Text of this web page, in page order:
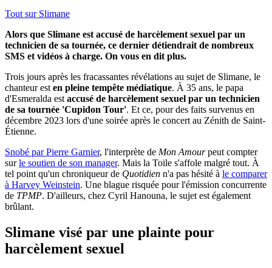
Tout sur Slimane
Alors que Slimane est accusé de harcèlement sexuel par un
technicien de sa tournée, ce dernier détiendrait de nombreux
SMS et vidéos à charge. On vous en dit plus.
Trois jours après les fracassantes révélations au sujet de Slimane, le
chanteur est en pleine tempête médiatique. À 35 ans, le papa
d'Esmeralda est accusé de harcèlement sexuel par un technicien
de sa tournée 'Cupidon Tour'. Et ce, pour des faits survenus en
décembre 2023 lors d'une soirée après le concert au Zénith de Saint-
Étienne.
Snobé par Pierre Garnier, l'interprète de Mon Amourpeut compter
surle soutien de son manager. Mais la Toile s'affole malgré tout. À
tel point qu'un chroniqueur de Quotidien n'a pas hésité à le comparer
à Harvey Weinstein. Une blague risquée pour l'émission concurrente
de TPMP. D'ailleurs, chez Cyril Hanouna, le sujet est également
brûlant.
Slimane visé par une plainte pour
harcèlement sexuel